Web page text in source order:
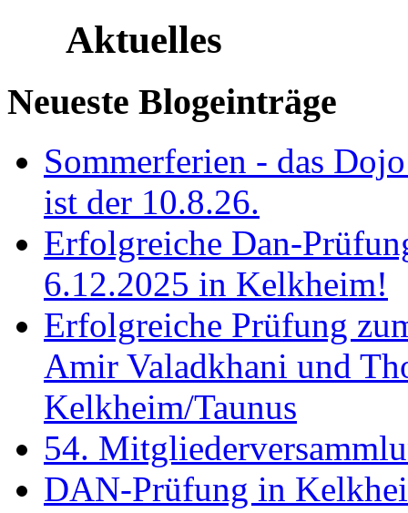
Aktuelles
Neueste Blogeinträge
Sommerferien - das
ist der 10.8.26.
Erfolgreiche Dan-
6.12.2025 in Kelkheim!
Erfolgreiche Prüfung
Amir Valadkhani und
Kelkheim/Taunus
54.
DAN-Prüfung in